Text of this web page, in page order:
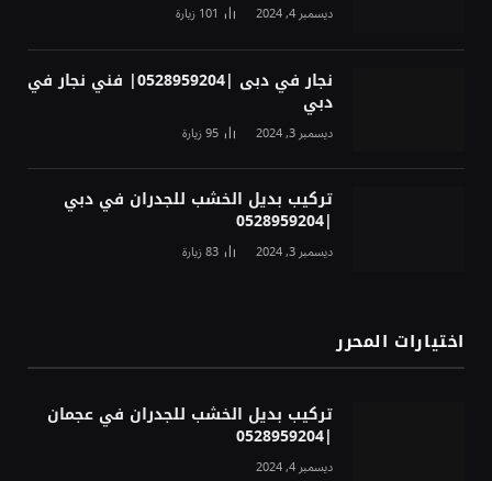
ديسمبر 4, 2024 101زيارة
نجار في دبى |0528959204| فني نجار في
دبي
ديسمبر 3, 2024 95زيارة
تركيب بديل الخشب للجدران في دبي
|0528959204
ديسمبر 3, 2024 83زيارة
اختيارات المحرر
تركيب بديل الخشب للجدران في عجمان
|0528959204
ديسمبر 4, 2024